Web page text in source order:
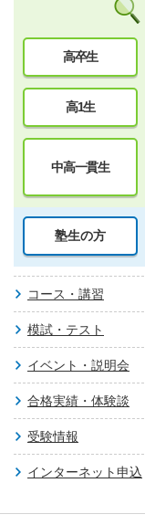
高卒生
高1生
中高一貫生
塾生の方
コース・講習
模試・テスト
イベント・説明会
合格実績・体験談
受験情報
インターネット申込